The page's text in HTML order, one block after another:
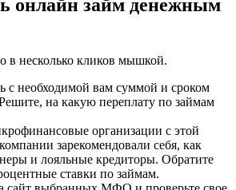
онлайн займ денежным
в несколько кликов мышкой.
с необходимой вам суммой и сроком
на какую переплату по займам
организации с этой
зарекомендовали себя, как
и лояльные кредиторы. Обратите
ставки по займам.